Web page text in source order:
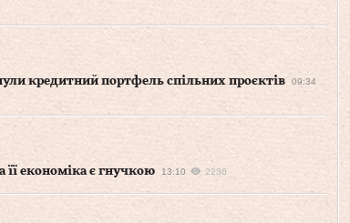
кредитний портфель спільних проєктів
09:34
її економіка є гнучкою 13:10 2236